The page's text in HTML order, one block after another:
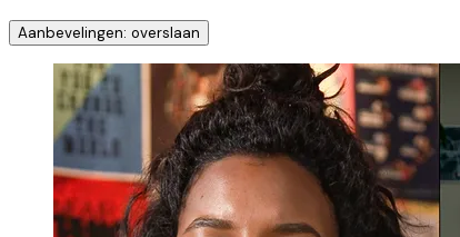
Aanbevelingen: overslaan